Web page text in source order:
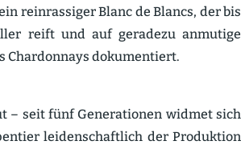
reinras­siger Blanc de Blancs, der bis
reift und auf geradezu anmutige
Chardonnays dokumen­tiert.
– seit fünf Genera­tionen widmet sich
leiden­schaftlich der Produktion